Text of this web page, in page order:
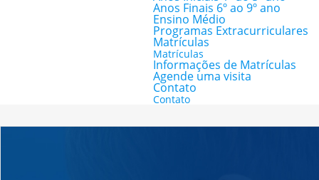
Anos Finais 6º ao 9º ano
Ensino Médio
Programas Extracurriculares
Matrículas
Matrículas
Informações de Matrículas
Agende uma visita
Contato
Contato